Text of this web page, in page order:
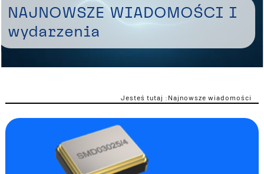
Najnowsze wiadomości i
wydarzenia
Jesteś tutaj : Najnowsze wiadomości